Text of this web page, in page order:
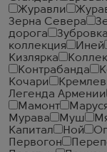
Журавли
Зерна Севера
дорога
Зубровка
коллекция
Иней
Кизлярка
Контрабанда
Кочари
Легенда Армении
Мамонт
Мурава
Муш
Капитал
Ной
Первогон